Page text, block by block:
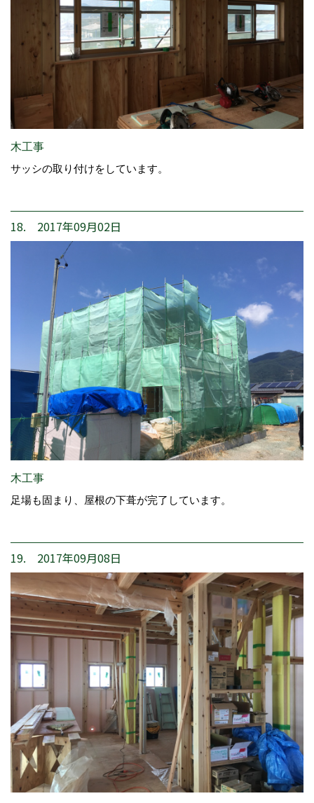
木工事
サッシの取り付けをしています。
18. 2017年09月02日
木工事
足場も固まり、屋根の下葺が完了しています。
19. 2017年09月08日